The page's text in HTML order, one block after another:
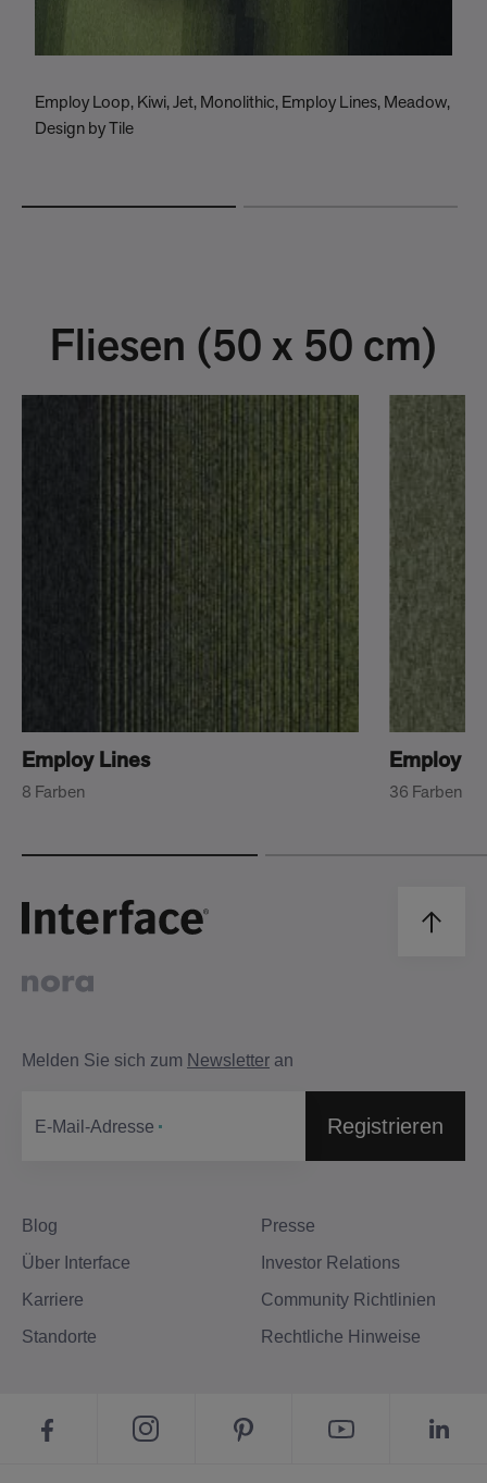
Employ Loop, Kiwi, Jet, Monolithic, Employ Lines, Meadow,
Design by Tile
Fliesen (50 x 50 cm)
Employ Lines
8 Farben
Employ
36 Farben
Blog
Über Interface
Karriere
Standorte
Presse
Investor Relations
Community Richtlinien
Rechtliche Hinweise
Melden Sie sich zum Newsletter an
E-Mail-Adresse Registrieren